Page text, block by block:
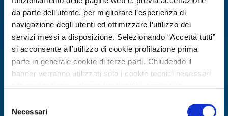
da parte dell’utente, per migliorare l’esperienza di
navigazione degli utenti ed ottimizzare l’utilizzo dei
servizi messi a disposizione. Selezionando “Accetta tutti”
si acconsente all’utilizzo di cookie profilazione prima
parte in generale cookie di terze parti. Chiudendo il
banner verranno utilizzati solo i cookie tecnici necessari
Per conoscere i dettagli, consulta la nostra cookie policy.
delNecessari
Business offer